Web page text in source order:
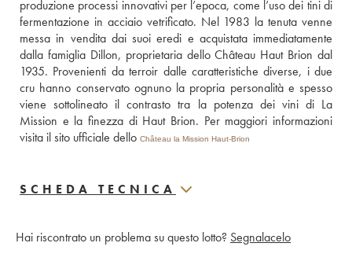
produzione processi innovativi per l’epoca, come l’uso dei tini di
fermentazione in acciaio vetrificato. Nel 1983 la tenuta venne
messa in vendita dai suoi eredi e acquistata immediatamente
dalla famiglia Dillon, proprietaria dello Château Haut Brion dal
1935. Provenienti da terroir dalle caratteristiche diverse, i due
cru hanno conservato ognuno la propria personalità e spesso
viene sottolineato il contrasto tra la potenza dei vini di La
Mission e la finezza di Haut Brion. Per maggiori informazioni
visita il sito ufficiale dello Château la Mission Haut-Brion
SCHEDA TECNICA
Hai riscontrato un problema su questo lotto? Segnalacelo